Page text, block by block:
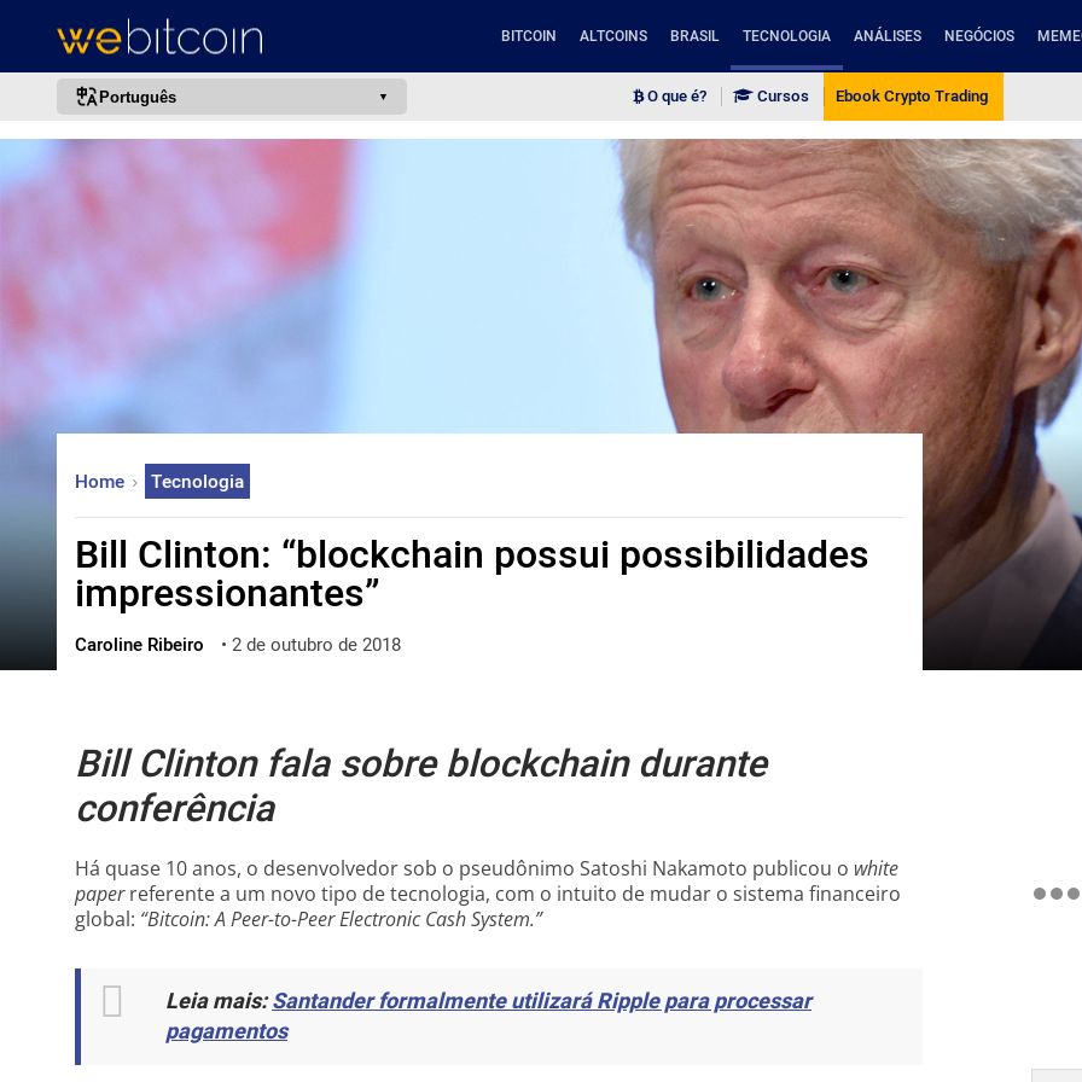
BITCOIN ALTCOINS BRASIL TECNOLOGIA ANÁLISES NEGÓCIOS
Português
中文
한국어
العربية
ไทย
ქართული
O que é? Cursos Ebook Crypto Trading
Home Tecnologia
Bill Clinton: “blockchain possui possibilidades
impressionantes”
Caroline Ribeiro • 2 de outubro de 2018
Bill Clinton fala sobre blockchain durante
conferência
Há quase 10 anos, o desenvolvedor sob o pseudônimo Satoshi Nakamoto publicou o white
paperreferente a um novo tipo de tecnologia, com o intuito de mudar o sistema financeiro
global: “Bitcoin: A Peer-to-Peer Electronic Cash System.”
Leia mais:Santander formalmente utilizará Ripple para processar
pagamentos